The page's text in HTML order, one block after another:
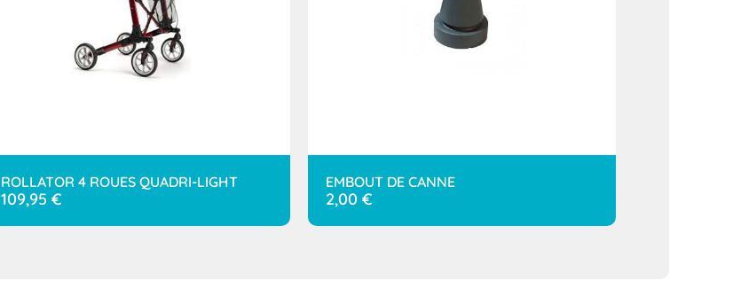
ROLLATOR 4 ROUES QUADRI-LIGHT
109,95 €
EMBOUT DE CANNE
2,00€